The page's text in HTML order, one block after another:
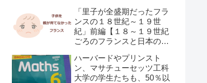
「里子が全盛期だったフラ
ンスの１８世紀～１９世
紀」前編【１８～１９世紀
ごろのフランスと日本の子
ハーバードやプリンスト
ン、マサチューセッツ工科
大学の学生たちも、50％以